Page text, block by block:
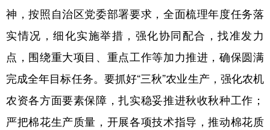
神，按照自治区党委部署要求，全面梳理年度任务落
实情况，细化实施举措，强化协同配合，找准发力
点，围绕重大项目、重点工作等加力推进，确保圆满
完成全年目标任务。要抓好“三秋”农业生产，强化农机
农资各方面要素保障，扎实稳妥推进秋收秋种工作；
严把棉花生产质量，开展各项技术指导，推动棉花质